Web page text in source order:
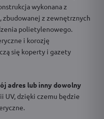
wykonana z
zbudowanej z zewnętrznych
polietylenowego.
i korozję
się koperty i gazety
adres lub inny dowolny
UV, dzięki czemu będzie